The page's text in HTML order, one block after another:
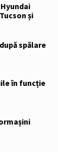
și
spălare
în funcție